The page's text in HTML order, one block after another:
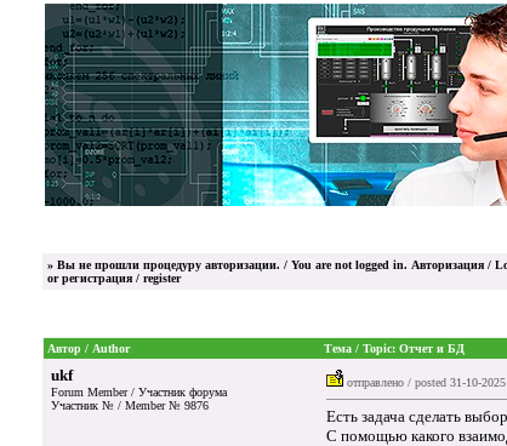
» Вы не прошли процедуру авторизации. / You are not logged in. Авторизация /
orрегистрация / register
Автор / Author Тема / Topic: Отчет и БД
ukf
Forum Member / Участник форума
Участник № / Member № 9876
отправлено / posted 31-10-
Есть задача сделать
С помощью какого